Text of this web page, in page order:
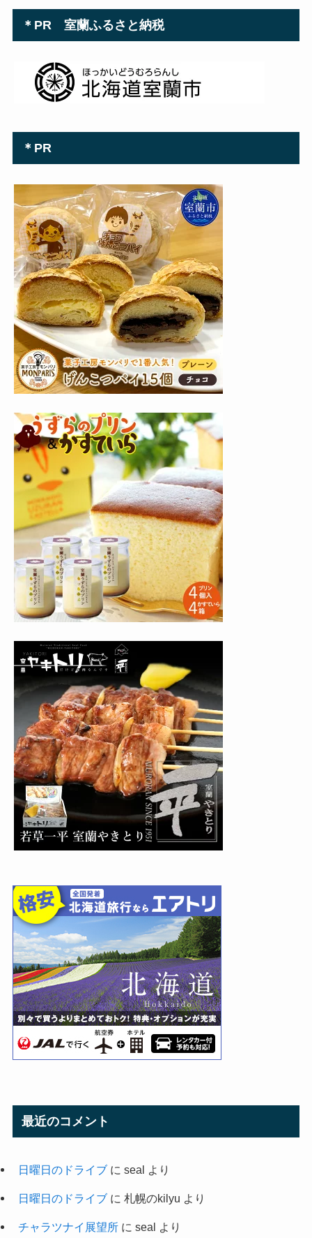
＊PR 室蘭ふるさと納税
＊PR
最近のコメント
日曜日のドライブに seal より
日曜日のドライブに 札幌のkilyu より
チャラツナイ展望所に seal より